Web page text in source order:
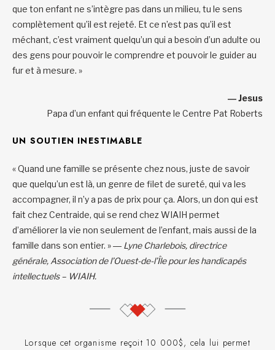
que ton enfant ne s’intègre pas dans un milieu, tu le sens
complètement qu’il est rejeté. Et ce n’est pas qu’il est
méchant, c’est vraiment quelqu’un qui a besoin d’un adulte ou
des gens pour pouvoir le comprendre et pouvoir le guider au
fur et à mesure. »
― Jesus
Papa d’un enfant qui fréquente le Centre Pat Roberts
UN SOUTIEN INESTIMABLE
« Quand une famille se présente chez nous, juste de savoir
que quelqu’un est là, un genre de filet de sureté, qui va les
accompagner, il n’y a pas de prix pour ça. Alors, un don qui est
fait chez Centraide, qui se rend chez WIAIH permet
d’améliorer la vie non seulement de l’enfant, mais aussi de la
famille dans son entier. »― Lyne Charlebois, directrice
générale, Association de l’Ouest-de-l’Île pour les handicapés
intellectuels – WIAIH.
Lorsque cet organisme reçoit 10 000$, cela lui permet